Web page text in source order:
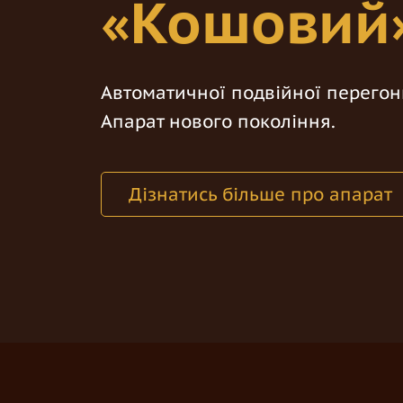
Автоматичної подвійної
Апарат нового покоління.
Дізнатись більше про апарат